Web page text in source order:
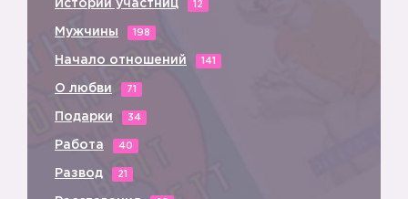
Истории участниц 12
Мужчины 198
Начало отношений 141
О любви 71
Подарки 34
Работа 40
Развод 21